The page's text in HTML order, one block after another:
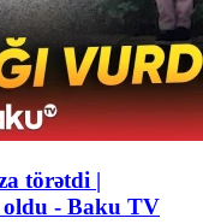
törətdi |
oldu - Baku TV